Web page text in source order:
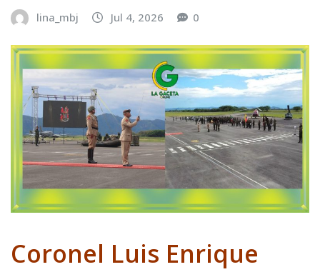
lina_mbj Jul 4, 2026 0
Coronel Luis Enrique